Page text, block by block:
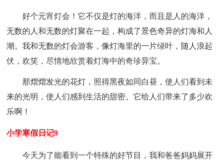
好个元宵灯会！它不仅是灯的海洋，而且是人的海洋，
无数的人和无数的灯聚在一起，构成了景色奇异的灯海和人
潮。我和无数的灯会游客，像灯海里的一片绿叶，随人浪起
伏，欢笑，尽情地欣赏着灯海中的奇珍异宝。
那熠熠发光的花灯，照得黑夜如同白昼，使人们看到未
来的光明，使人们感到生活的甜密。它给人们带来了多少欢
乐啊！
小学寒假日记9
今天为了能看到一个特殊的好节目，我和爸爸妈妈展开